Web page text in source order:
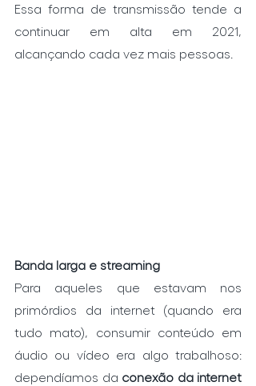
Essa forma de transmissão tende a
continuar em alta em 2021,
alcançando cada vez mais pessoas.
Banda larga e streaming
Para aqueles que estavam nos
primórdios da internet (quando era
tudo mato), consumir conteúdo em
áudio ou vídeo era algo trabalhoso:
dependíamos da